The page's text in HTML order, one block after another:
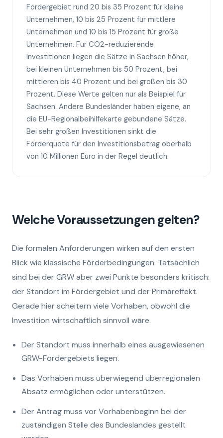
Fördergebiet rund 20 bis 35 Prozent für kleine
Unternehmen, 10 bis 25 Prozent für mittlere
Unternehmen und 10 bis 15 Prozent für große
Unternehmen. Für CO2-reduzierende
Investitionen liegen die Sätze in Sachsen höher,
bei kleinen Unternehmen bis 50 Prozent, bei
mittleren bis 40 Prozent und bei großen bis 30
Prozent. Diese Werte gelten nur als Beispiel für
Sachsen. Andere Bundesländer haben eigene, an
die EU-Regionalbeihilfekarte gebundene Sätze.
Bei sehr großen Investitionen sinkt die
Förderquote für den Investitionsbetrag oberhalb
von 10 Millionen Euro in der Regel deutlich.
Welche Voraussetzungen gelten?
Die formalen Anforderungen wirken auf den ersten
Blick wie klassische Förderbedingungen. Tatsächlich
sind bei der GRW aber zwei Punkte besonders kritisch:
der Standort im Fördergebiet und der Primäreffekt.
Gerade hier scheitern viele Vorhaben, obwohl die
Investition wirtschaftlich sinnvoll wäre.
Der Standort muss innerhalb eines ausgewiesenen
GRW-Fördergebiets liegen.
Das Vorhaben muss überwiegend überregionalen
Absatz ermöglichen oder unterstützen.
Der Antrag muss vor Vorhabenbeginn bei der
zuständigen Stelle des Bundeslandes gestellt